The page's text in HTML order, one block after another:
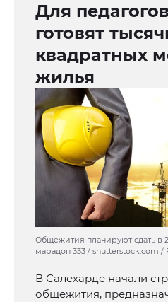
Для
готовят
квадратных
жилья
Общежития планируют сдать в
марадон 333 / shutterstock.com /
В Салехарде начали
общежития,